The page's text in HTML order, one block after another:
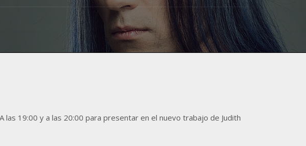
19:00 y a las 20:00 para presentar en el nuevo trabajo de Judith